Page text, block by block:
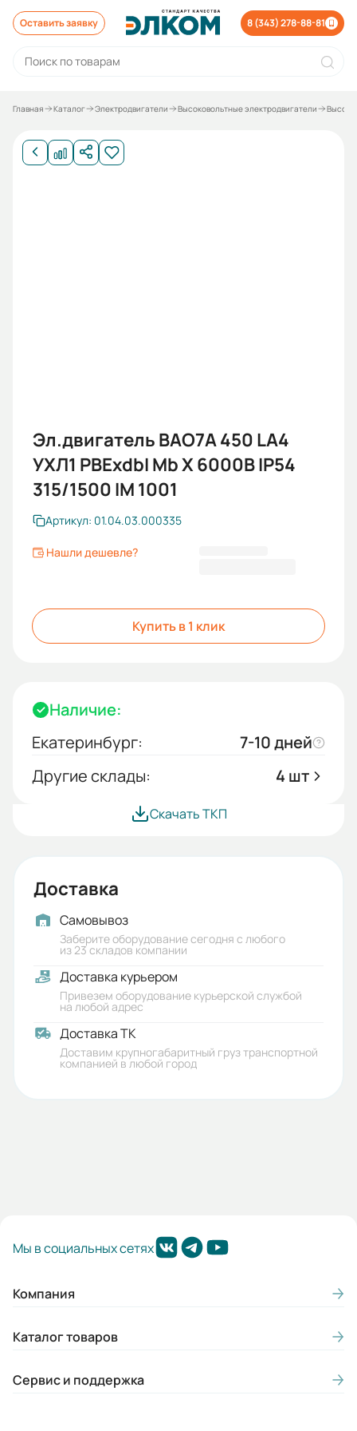
Оставить заявку 8 (343) 278-88-81
Главная Каталог Электродвигатели Высоковольтные электродвигатели
Эл.двигатель ВАО7А 450 LА4
УХЛ1 PBExdbI Mb X 6000В IP54
315/1500 IM 1001
Артикул: 01.04.03.000335
Нашли дешевле?
Купить в 1 клик
Наличие:
Екатеринбург:
7-10 дней
Другие склады:
4 шт
Скачать ТКП
Доставка
Самовывоз
Заберите оборудование сегодня с любого
из 23 складов компании
Доставка курьером
Привезем оборудование курьерской службой
на любой адрес
Доставка ТК
Доставим крупногабаритный груз транспортной
компанией в любой город
Мы в социальных сетях
Компания
Каталог товаров
Сервис и поддержка